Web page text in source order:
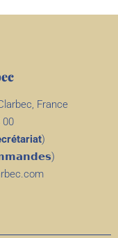
France
00
)